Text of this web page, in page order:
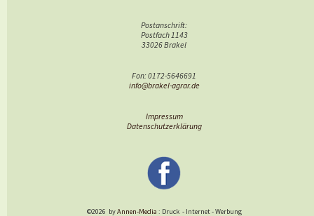
Postanschrift:
Postfach 1143
33026 Brakel
Fon: 0172-5646691
info@brakel-agrar.de
Impressum
Datenschutzerklärung
©2026 byAnnen-Media : Druck - Internet-Werbung